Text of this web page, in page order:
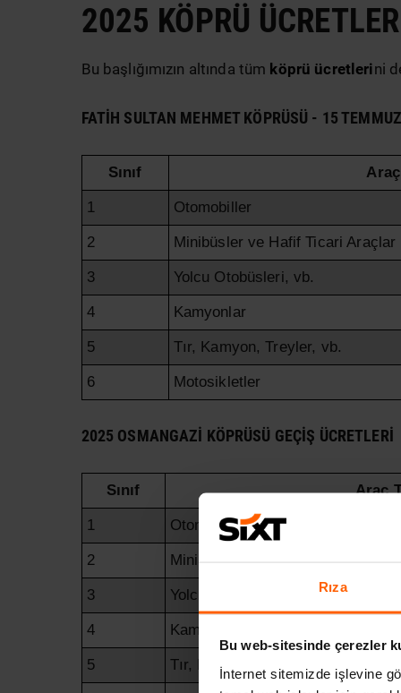
Rıza
Bu web-sitesinde çerezler
İnternet sitemizde işlevine
2025 KÖPRÜ
Bu başlığımızın altında tüm köprü ücretlerini
FATIH SULTAN MEHMET KÖPRÜSÜ - 15
Sınıf
1 Otomobiller
2 Minibüsler ve Hafif Ticari Araçlar
3 Yolcu Otobüsleri, vb.
4 Kamyonlar
5 Tır, Kamyon, Treyler, vb.
6 Motosikletler
2025 OSMANGAZI KÖPRÜSÜ GEÇIŞ ÜCRETLERI
Sınıf Araç
1 Otomobiller
2 Minibüsler ve Hafif Ticari Araçlar
3 Yolcu Otobüsleri, vb.
4 Kamyonlar
5 Tır, Kamyon, Treyler, vb.